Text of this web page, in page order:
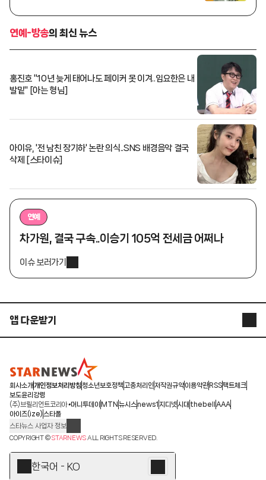
연예-방송의 최신 뉴스
홍진호 "10년 늦게 태어나도 페이커 못 이겨..임요한은 내
발밑" [아는 형님]
아이유, '전 남친 장기하' 논란 의식..SNS 배경음악 결국
삭제 [스타이슈]
연예
차가원, 결국 구속..이승기 105억 전세금 어쩌나
이슈 보러가기
앱 다운받기
STARPOLL
회사소개 개인정보처리방침청소년보호정책 고충처리인저작권규약이용약관 RSS팩트체크
보도윤리강령
(주)브릴리언트코리아 머니투데이 MTN 뉴시스news1 지디넷시대 thebell AAA
아이즈(ize) 스타폴
스타뉴스 사업자 정보
주소: 서울시 종로구 청계천로 11(서린동, 청계한국빌딩)
청소년 보호책임자: 문완식
등록번호:서울 아01055
등록일:2009.12.10
COPYRIGHT ©STARNEWSALL RIGHTS RESERVED.
한국어 - KO